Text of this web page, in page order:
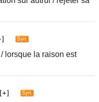
lorsque la raison est